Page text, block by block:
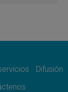
Difusión